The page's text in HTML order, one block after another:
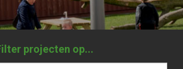
Filter projecten op...